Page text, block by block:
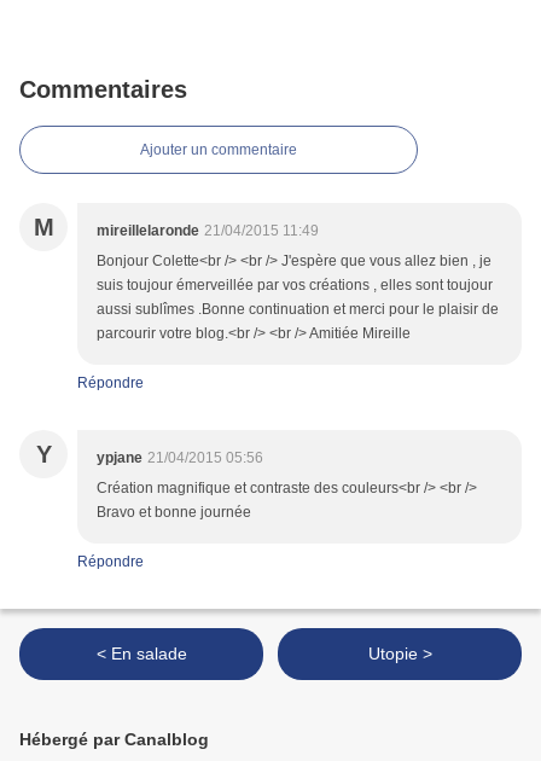
Commentaires
Ajouter un commentaire
M mireillelaronde 21/04/2015 11:49
Bonjour Colette<br /> <br /> J'espère que vous allez bien , je
suis toujour émerveillée par vos créations , elles sont toujour
aussi sublîmes .Bonne continuation et merci pour le plaisir de
parcourir votre blog.<br /> <br /> Amitiée Mireille
Répondre
Y ypjane 21/04/2015 05:56
Création magnifique et contraste des couleurs<br /> <br />
Bravo et bonne journée
Répondre
< En salade Utopie >
Hébergé par Canalblog